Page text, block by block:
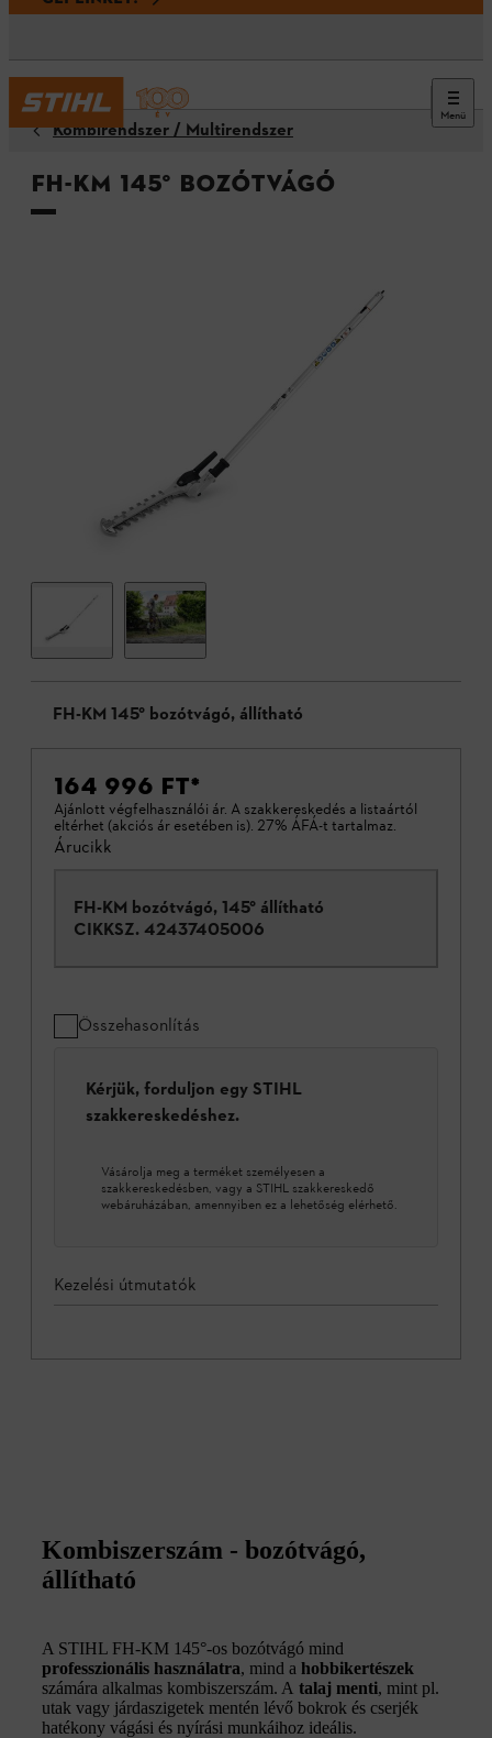
Menü
Kombirendszer / Multirendszer
FH-KM 145° bozótvágó
FH-KM 145° bozótvágó, állítható
164 996 FT*
Ajánlott végfelhasználói ár. A szakkereskedés a listaártól
eltérhet (akciós ár esetében is). 27% ÁFÁ-t tartalmaz.
Árucikk
FH-KM bozótvágó, 145° állítható
CIKKSZ. 42437405006
Összehasonlítás
Kérjük, forduljon egy STIHL
szakkereskedéshez.
Vásárolja meg a terméket személyesen a
szakkereskedésben, vagy a STIHL szakkereskedő
webáruházában, amennyiben ez a lehetőség elérhető.
Kezelési útmutatók
Kombiszerszám - bozótvágó,
állítható
A STIHL FH-KM 145°-os bozótvágó mind
professzionális használatra, mind a hobbikertészek
számára alkalmas kombiszerszám. A talaj menti, mint pl.
utak vagy járdaszigetek mentén lévő bokrok és cserjék
hatékony vágási és nyírási munkáihoz ideális.